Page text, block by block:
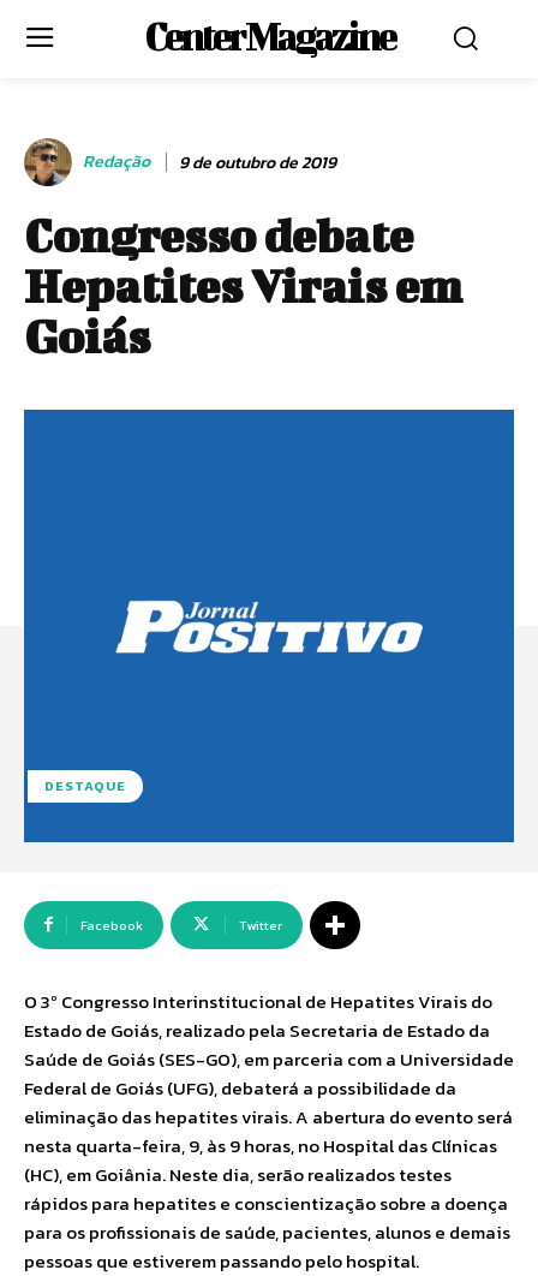
Center Magazine
Redação 9 de outubro de 2019
Congresso debate
Hepatites Virais em
Goiás
DESTAQUE
Facebook Twitter
O 3º Congresso Interinstitucional de Hepatites Virais do
Estado de Goiás, realizado pela Secretaria de Estado da
Saúde de Goiás (SES-GO), em parceria com a Universidade
Federal de Goiás (UFG), debaterá a possibilidade da
eliminação das hepatites virais. A abertura do evento será
nesta quarta-feira, 9, às 9 horas, no Hospital das Clínicas
(HC), em Goiânia. Neste dia, serão realizados testes
rápidos para hepatites e conscientização sobre a doença
para os profissionais de saúde, pacientes, alunos e demais
pessoas que estiverem passando pelo hospital.